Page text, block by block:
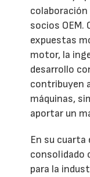
socios OEM.
expuestas
motor, la
desarrollo
contribuyen
máquinas,
aportar un
En su cuarta
consolidado
para la